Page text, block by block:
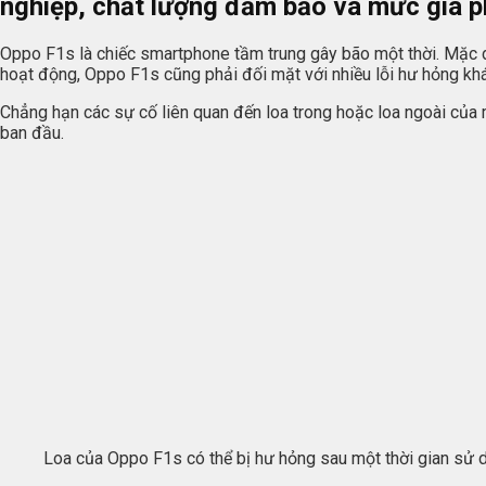
nghiệp, chất lượng đảm bảo và mức giá
Oppo F1s là chiếc smartphone tầm trung gây bão một thời.
hoạt động, Oppo F1s cũng phải đối mặt với nhiều lỗi hư hỏng
Chẳng hạn các sự cố liên quan đến loa trong hoặc loa ngoài
ban đầu.
Loa của Oppo F1s có thể bị hư hỏng sau một thời gian sử